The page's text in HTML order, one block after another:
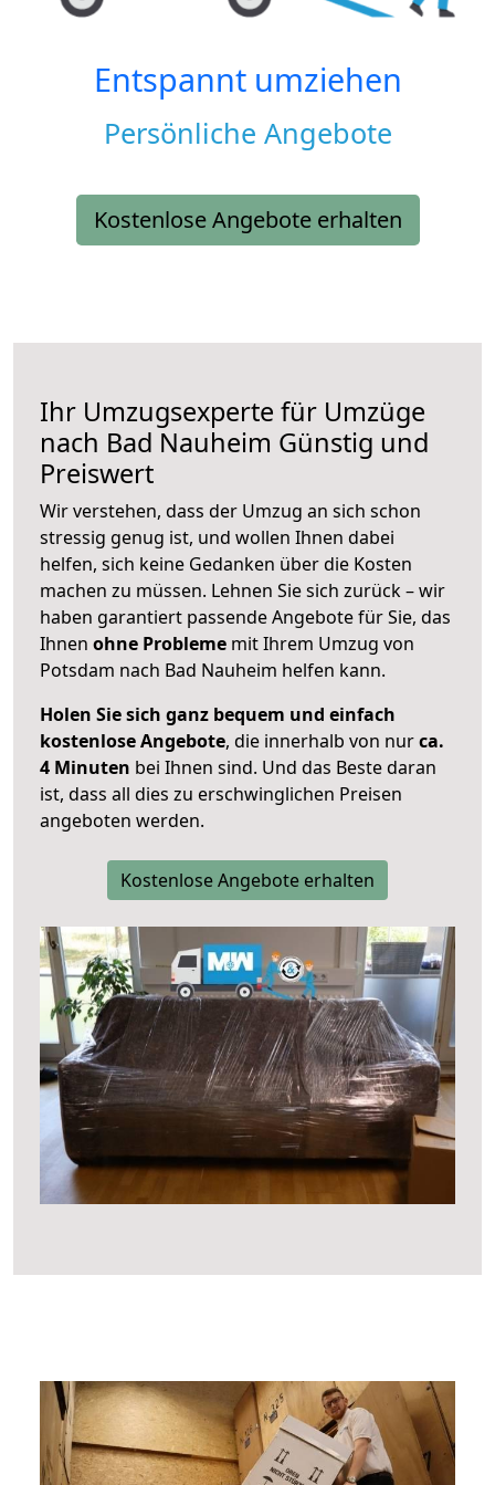
Entspannt umziehen
Persönliche Angebote
Kostenlose Angebote erhalten
Ihr Umzugsexperte für Umzüge
nach Bad Nauheim Günstig und
Preiswert
Wir verstehen, dass der Umzug an sich schon
stressig genug ist, und wollen Ihnen dabei
helfen, sich keine Gedanken über die Kosten
machen zu müssen. Lehnen Sie sich zurück – wir
haben garantiert passende Angebote für Sie, das
Ihnen ohne Probleme mit Ihrem Umzug von
Potsdam nach Bad Nauheim helfen kann.
Holen Sie sich ganz bequem und einfach
kostenlose Angebote, die innerhalb von nurca.
4 Minuten bei Ihnen sind. Und das Beste daran
ist, dass all dies zu erschwinglichen Preisen
angeboten werden.
Kostenlose Angebote erhalten